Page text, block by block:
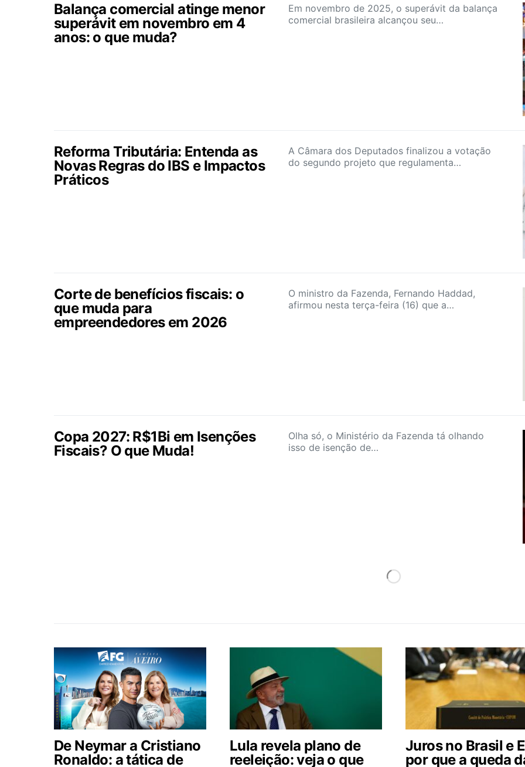
Balança comercial atinge menor
superávit em novembro em 4
anos: o que muda?
Em novembro de 2025, o superávit da balança
comercial brasileira alcançou seu…
Reforma Tributária: Entenda as
Novas Regras do IBS e Impactos
Práticos
A Câmara dos Deputados finalizou a votação
do segundo projeto que regulamenta…
Corte de benefícios fiscais: o
que muda para
empreendedores em 2026
O ministro da Fazenda, Fernando Haddad,
afirmou nesta terça-feira (16) que a…
Copa 2027: R$1Bi em Isenções
Fiscais? O que Muda!
Olha só, o Ministério da Fazenda tá olhando
isso de isenção de…
De Neymar a Cristiano
Ronaldo: a tática de
Lula revela plano de
reeleição: veja o que
Juros no Brasil e
por que a queda